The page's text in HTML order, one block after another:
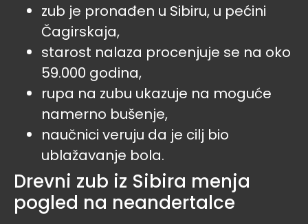
zub je pronađen u Sibiru, u pećini
Čagirskaja,
starost nalaza procenjuje se na oko
59.000 godina,
rupa na zubu ukazuje na moguće
namerno bušenje,
naučnici veruju da je cilj bio
ublažavanje bola.
Drevni zub iz Sibira menja
pogled na neandertalce